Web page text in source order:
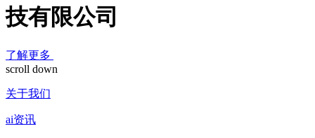
技有限公司
了解更多
scroll down
关于我们
ai资讯